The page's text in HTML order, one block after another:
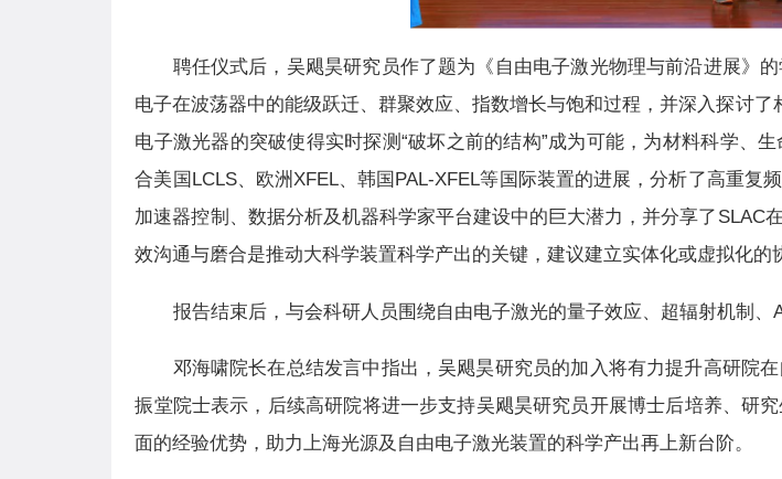
聘任仪式后，吴飓昊研究员作了题为《自由电子激光物理与前沿进展》
电子在波荡器中的能级跃迁、群聚效应、指数增长与饱和过程，并深入探讨
电子激光器的突破使得实时探测 “破坏之前的结构”成为可能，为材料科学、
合美国 LCLS、欧洲XFEL、韩国 PAL-XFEL等国际装置的进展，分析了高重复
加速器控制、数据分析及机器科学家平台建设中的巨大潜力，并分享了 SLAC
效沟通与磨合是推动大科学装置科学产出的关键，建议建立实体化或虚拟化的
报告结束后，与会科研人员围绕自由电子激光的量子效应、超辐射机制、
邓海啸院长在总结发言中指出，吴飓昊研究员的加入将有力提升高研院
振堂院士表示，后续高研院将进一步支持吴飓昊研究员开展博士后培养、研
面的经验优势，助力上海光源及自由电子激光装置的科学产出再上新台阶。